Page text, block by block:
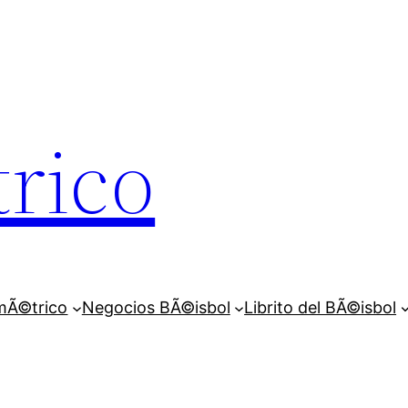
Negocios BÃ©isbol Librito del BÃ©isbol